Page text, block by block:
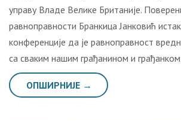
упрaву Влaдe Вeликe Бритaниje.
равноправности Бранкица Јанковић
конференције да је равноправност
са сваким нашим грађанином и
ОПШИРНИЈЕ →